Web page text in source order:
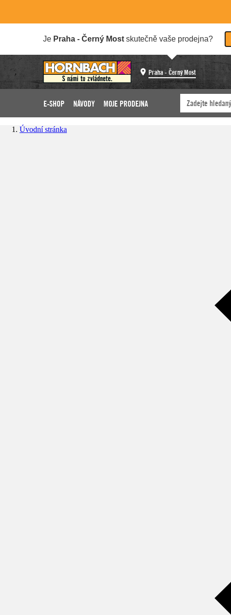
Je Praha - Černý Most skutečně vaše prodejna?
Praha - Černý Most
E-SHOP NÁVODY MOJE PRODEJNA
Úvodní stránka